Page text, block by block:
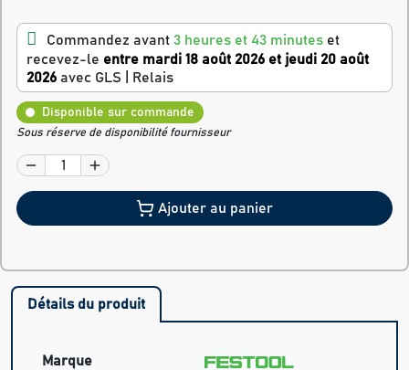
Commandez avant 3 heures et 43 minutes et
recevez-le entre mardi 18 août 2026 et jeudi 20 août
2026 avec GLS | Relais
Disponible sur commande
Sous réserve de disponibilité fournisseur
Ajouter au panier
Détails du produit
Marque